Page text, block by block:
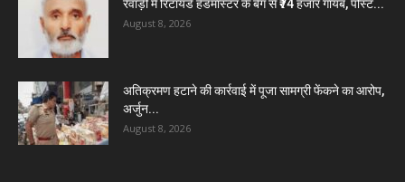
रेवाड़ी में रिटायर्ड हेडमास्टर के बैग से ₹74 हजार गायब, पोस्ट...
August 8, 2026
अतिक्रमण हटाने की कार्रवाई में पूजा सामग्री फेंकने का आरोप,
अर्जुन...
August 8, 2026